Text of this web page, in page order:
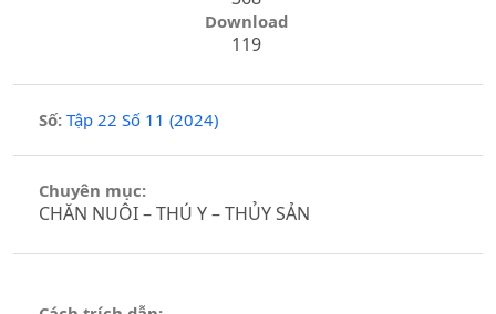
Download
119
Số: Tập 22 Số 11 (2024)
Chuyên mục:
CHĂN NUÔI – THÚ Y – THỦY SẢN